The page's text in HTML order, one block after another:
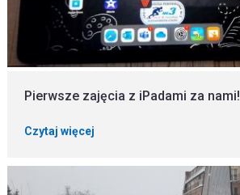
Pierwsze zajęcia z iPadami za nami!
Czytaj więcej